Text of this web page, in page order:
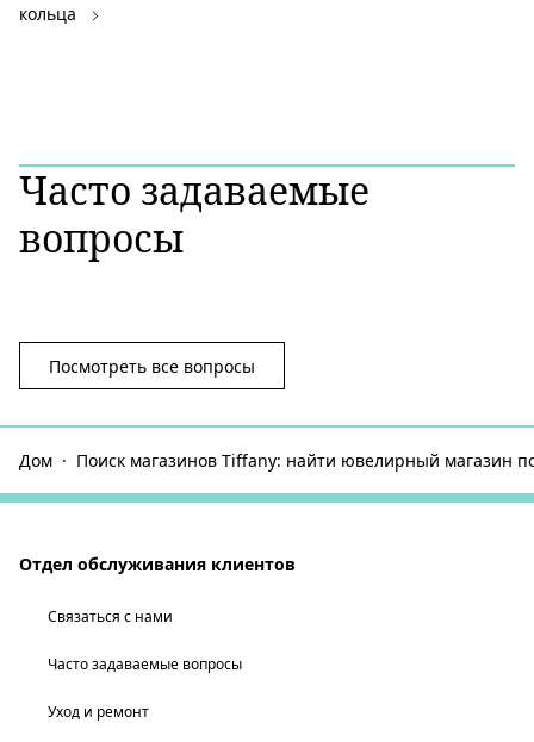
кольца
Часто задаваемые
вопросы
Посмотреть все вопросы
Дом Поиск магазинов Tiffany: найти ювелирный магазин
Отдел обслуживания клиентов
Связаться с нами
Часто задаваемые вопросы
Уход и ремонт